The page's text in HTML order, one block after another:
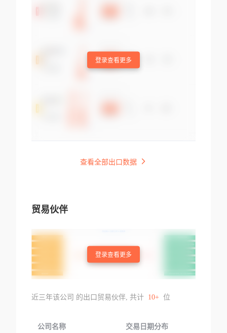
登录查看更多
查看全部出口数据
贸易伙伴
登录查看更多
近三年该公司 的出口贸易伙伴, 共计 10+ 位
公司名称 交易日期分布